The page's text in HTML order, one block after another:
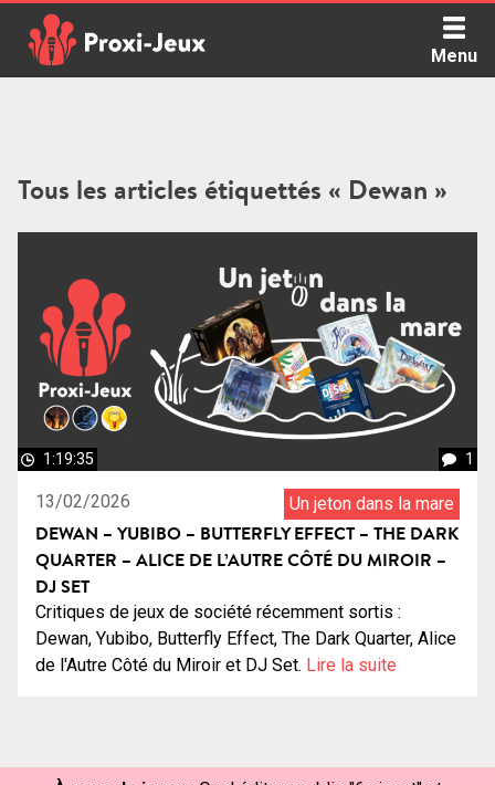
content
Menu
Tous les articles étiquettés « Dewan »
1:19:35 1
13/02/2026 Un jeton dans la mare
DEWAN – YUBIBO – BUTTERFLY EFFECT – THE DARK
QUARTER – ALICE DE L’AUTRE CÔTÉ DU MIROIR –
DJ SET
Critiques de jeux de société récemment sortis :
Dewan, Yubibo, Butterfly Effect, The Dark Quarter, Alice
de l'Autre Côté du Miroir et DJ Set. Lire la suite